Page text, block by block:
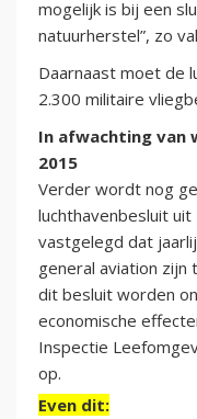
mogelijk is bij een
natuurherstel”, zo
Daarnaast moet de
2.300 militaire
In afwachting van
2015
Verder wordt nog
luchthavenbesluit
vastgelegd dat
general aviation zijn
dit besluit worden
economische
Inspectie
op.
Even dit: